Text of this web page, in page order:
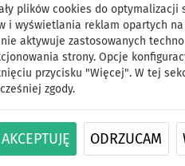
plików cookies do optymalizacji
i wyświetlania reklam opartych na
aktywuje zastosowanych
strony. Opcje
przycisku "Więcej". W tej
zgody.
AKCEPTUJĘ ODRZUCAM
SUP SPINERA
W
DO
OPCJA
SIEDZISKA
DARMOWA
ID: